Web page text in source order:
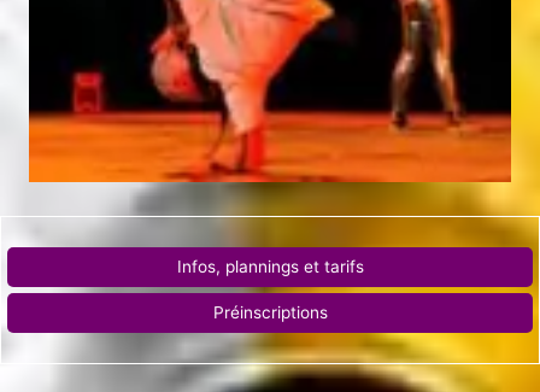
Infos, plannings et tarifs
Préinscriptions